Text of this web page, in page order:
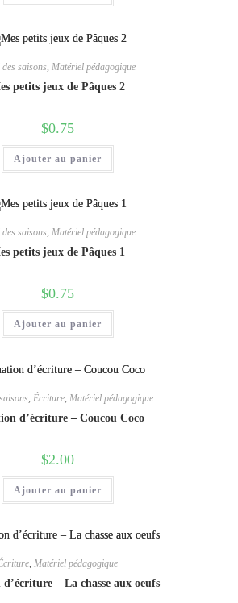
saisons Matériel pédagogique
petits jeux de Pâques 2
$0.75
Ajouter au panier
saisons, Matériel pédagogique
petits jeux de Pâques 1
$0.75
Ajouter au panier
Écriture Matériel pédagogique
d’écriture – Coucou Coco
$2.00
Ajouter au panier
, Matériel pédagogique
– La chasse aux oeufs